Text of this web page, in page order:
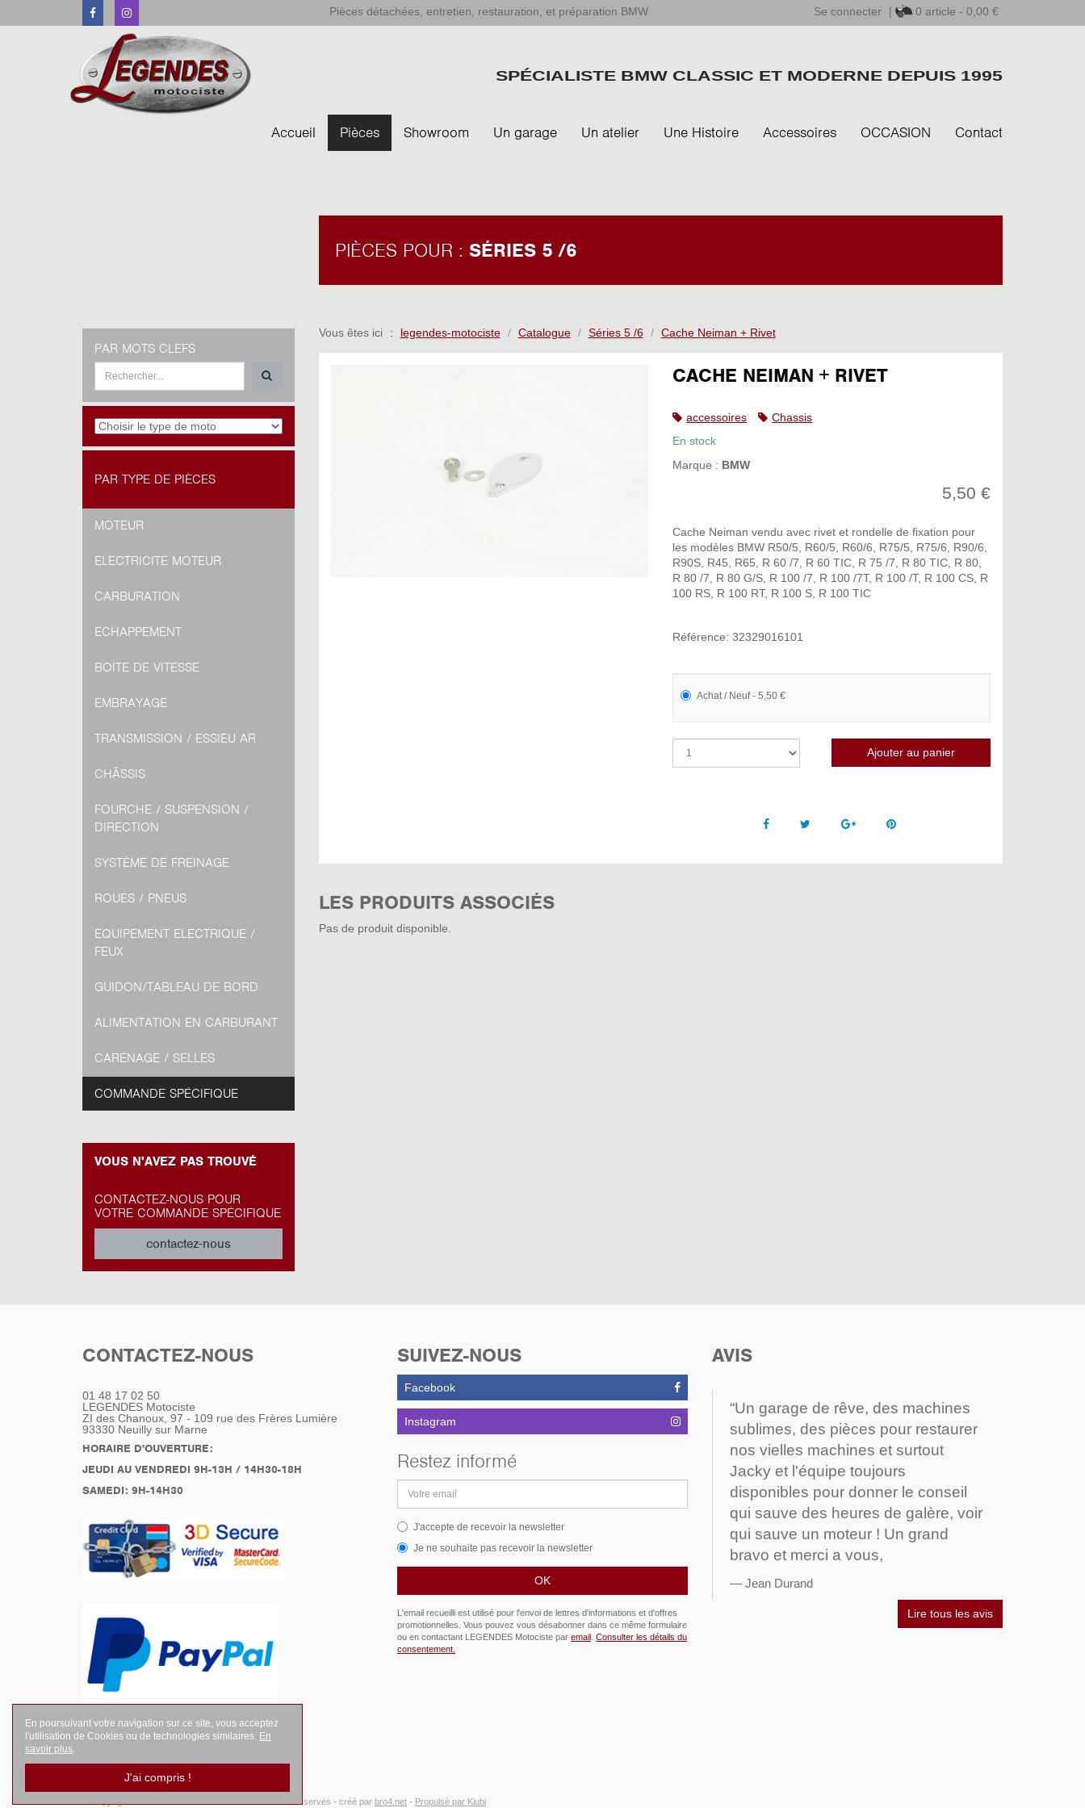
FacebookInstagram Pièces détachées, entretien, restauration, et préparation BMW Se connecter | 0 article - 0,00 €
SPÉCIALISTE BMW CLASSIC ET MODERNE DEPUIS 1995
Accueil Pièces Showroom Un garage Un atelier Une Histoire Accessoires OCCASION Contact
PIÈCES POUR : SÉRIES 5 /6
Vous êtes ici legendes-motociste Catalogue Séries 5 /6 Cache Neiman + Rivet
CACHE NEIMAN + RIVET
accessoires
Chassis
En stock
Marque : BMW
5,50 €
Cache Neiman vendu avec rivet et rondelle de fixation pour
les modèles BMW R50/5, R60/5, R60/6, R75/5, R75/6, R90/6,
R90S, R45, R65, R 60 /7, R 60 TIC, R 75 /7, R 80 TIC, R 80,
R 80 /7, R 80 G/S, R 100 /7, R 100 /7T, R 100 /T, R 100 CS, R
100 RS, R 100 RT, R 100 S, R 100 TIC
Référence: 32329016101
Achat / Neuf - 5,50 €
Facebook Twitter Google +Pinterest
LES PRODUITS ASSOCIÉS
Pas de produit disponible.
PAR MOTS CLEFS
PAR TYPE DE PIÈCES
MOTEUR
ELECTRICITÉ MOTEUR
CARBURATION
ECHAPPEMENT
BOITE DE VITESSE
EMBRAYAGE
TRANSMISSION / ESSIEU AR
CHÂSSIS
FOURCHE / SUSPENSION /
DIRECTION
SYSTÈME DE FREINAGE
ROUES / PNEUS
EQUIPEMENT ELECTRIQUE /
FEUX
GUIDON/TABLEAU DE BORD
ALIMENTATION EN CARBURANT
CARÉNAGE / SELLES
COMMANDE SPÉCIFIQUE
VOUS N'AVEZ PAS TROUVÉ
CONTACTEZ-NOUS POUR
VOTRE COMMANDE SPÉCIFIQUE
contactez-nous
CONTACTEZ-NOUS
01 48 17 02 50
LEGENDES Motociste
ZI des Chanoux, 97 - 109 rue des Frères Lumière
93330 Neuilly sur Marne
HORAIRE D'OUVERTURE:
JEUDI AU VENDREDI 9H-13H / 14H30-18H
SAMEDI: 9H-14H30
SUIVEZ-NOUS
Facebook
Instagram
Restez informé
email
J'accepte de recevoir la newsletter
Je ne souhaite pas recevoir la newsletter
L'email recueilli est utilisé pour l'envoi de lettres d'informations et d'offres
promotionnelles. Vous pouvez vous désabonner dans ce même formulaire
ou en contactant LEGENDES Motociste par email Consulter les détails du
consentement.
AVIS
“Un garage de rêve, des machines
sublimes, des pièces pour restaurer
nos vielles machines et surtout
Jacky et l'équipe toujours
disponibles pour donner le conseil
qui sauve des heures de galère, voir
qui sauve un moteur ! Un grand
bravo et merci a vous,
Jean Durand
Lire tous les avis
- Tous droits réservés - créé par bro4.net - Propulsé par Kiubi
En poursuivant votre navigation sur ce site, vous acceptez
l'utilisation de Cookies ou de technologies similaires. En
savoir plus
J'ai compris !